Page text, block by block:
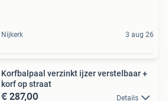
Nijkerk 3 aug 26
Korfbalpaal verzinkt ijzer verstelbaar +
korf op straat
€ 287,00 Details